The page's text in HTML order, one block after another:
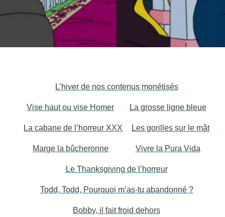
L’hiver de nos contenus monétisés
Vise haut ou vise Homer La grosse ligne bleue
La cabane de l’horreur XXX Les gorilles sur le mât
Marge la bûcheronne Vivre la Pura Vida
Le Thanksgiving de l’horreur
Todd, Todd, Pourquoi m’as-tu abandonné ?
Bobby, il fait froid dehors